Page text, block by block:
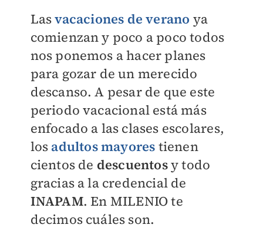
Lasvacaciones de verano ya
comienzan y poco a poco todos
nos ponemos a hacer planes
para gozar de un merecido
descanso. A pesar de que este
periodo vacacional está más
enfocado a las clases escolares,
los adultos mayores tienen
cientos de descuentosy todo
gracias a la credencial de
INAPAM. En MILENIOte
decimos cuáles son.